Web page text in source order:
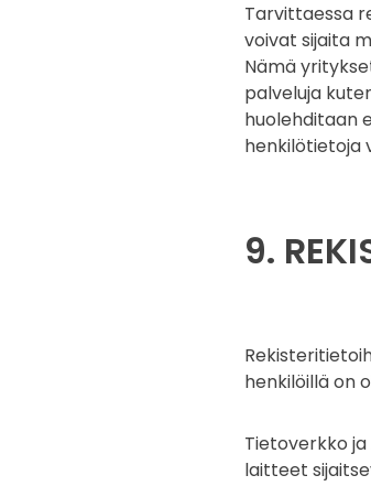
Tarvittaessa
voivat sijaita
Nämä
palveluja
huolehditaan
henkilötietoja
9.
henkilöillä on
Tietoverkko
laitteet